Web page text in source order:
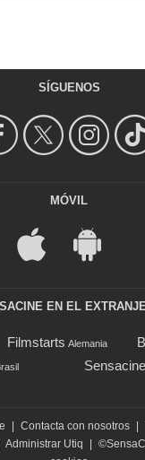
SÍGUENOS
MÓVIL
EN EL
Filmstarts Alemania
Contacta con nosotros
Administrar Utiq